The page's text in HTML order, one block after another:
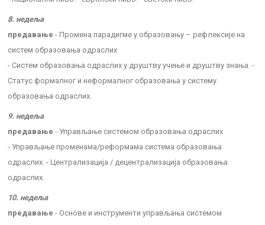
8. недеља
предавање - Промена парадигме у образовању – рефлексије на
систем образовања одраслих
- Систем образовања одраслих у друштву учење и друштву знања. -
Статус формалног и неформалног образовања у систему
образовања одраслих.
9. недеља
предавање - Управљање системом образовања одраслих
- Управљање променама/реформама система образовања
одраслих. - Централизација / децентрализација образовања
одраслих.
10. недеља
предавање - Основе и инструменти управљања системом